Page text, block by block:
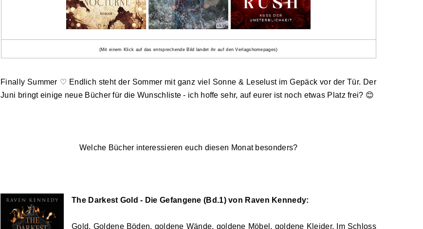
(Mit einem Klick auf das entsprechende Bild landet ihr auf den Verlagshomepages)
Finally Summer ♡ Endlich steht der Sommer mit ganz viel Sonne & Leselust im Gepäck vor der Tür. Der
Juni bringt einige neue Bücher für die Wunschliste - ich hoffe sehr, auf eurer ist noch etwas Platz frei? 😊
Welche Bücher interessieren euch diesen Monat besonders?
The Darkest Gold - Die Gefangene (Bd.1) von Raven Kennedy:
Gold. Goldene Böden, goldene Wände, goldene Möbel, goldene Kleider. Im Schloss